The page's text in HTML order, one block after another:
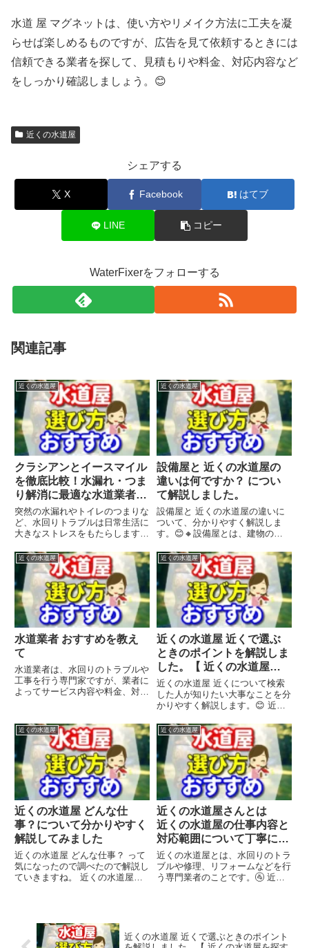
水道 屋 マグネットは、使い方やリメイク方法に工夫を凝
らせば楽しめるものですが、広告を見て依頼するときには
信頼できる業者を探して、見積もりや料金、対応内容など
をしっかり確認しましょう。😊
近くの水道屋
シェアする
X Facebook はてブ
LINE コピー
WaterFixerをフォローする
関連記事
近くの水道屋
クラシアンとイースマイル
を徹底比較！水漏れ・つま
り解消に最適な水道業者は
どっち？
突然の水漏れやトイレのつまりな
ど、水回りトラブルは日常生活に
大きなストレスをもたらします。
道業者。しかし、数ある業者の中
から「クラシアン」と「イースマ
イル」を比較検討する方も多いの
ではないでしょうか？本記事で
は...
近くの水道屋
設備屋と 近くの水道屋の
違いは何ですか？ につい
て解説しました。
設備屋と 近くの水道屋の違いに
ついて、分かりやすく解説しま
す。😊🔸設備屋とは、建物の電
の機器や設備を取り付ける専門業
者のことです🏠🔸 近くの水道屋
とは、水回りのトラブルや修理、
リフォームなどを行う専門業者の
こと...
近くの水道屋
水道業者 おすすめを教え
て
水道業者は、水回りのトラブルや
工事を行う専門家ですが、業者に
よってサービス内容や料金、対応
意してください12。 24時間即日
対応できる業者を選ぶ 複数の業
者から見積もりを取って比較...
近くの水道屋
近くの水道屋 近くで選ぶ
ときのポイントを解説しま
した。【 近くの水道屋を
探す方法】
近くの水道屋 近くについて検索
した人が知りたい大事なことを分
かりやすく解説します。😊 近く
や修理、リフォームなどを行う専
門業者のことです。🚰 近くの水
道屋 近くについて検索した人が
知りたい大事なことは、以下の
よ...
近くの水道屋
近くの水道屋 どんな仕
事？について分かりやすく
解説してみました
近くの水道屋 どんな仕事？ って
気になったので調べたので解説し
ていきますね。 近くの水道屋と
内容は、主に以下のようなもので
す。 水漏れやつまりなどの緊...
近くの水道屋
近くの水道屋さんとは
近くの水道屋の仕事内容と
対応範囲について丁寧に解
説してみた
近くの水道屋とは、水回りのトラ
ブルや修理、リフォームなどを行
う専門業者のことです。🚰 近く
の水道屋の選び方と料金相場
近...
近くの水道屋 近くで選ぶときのポイント